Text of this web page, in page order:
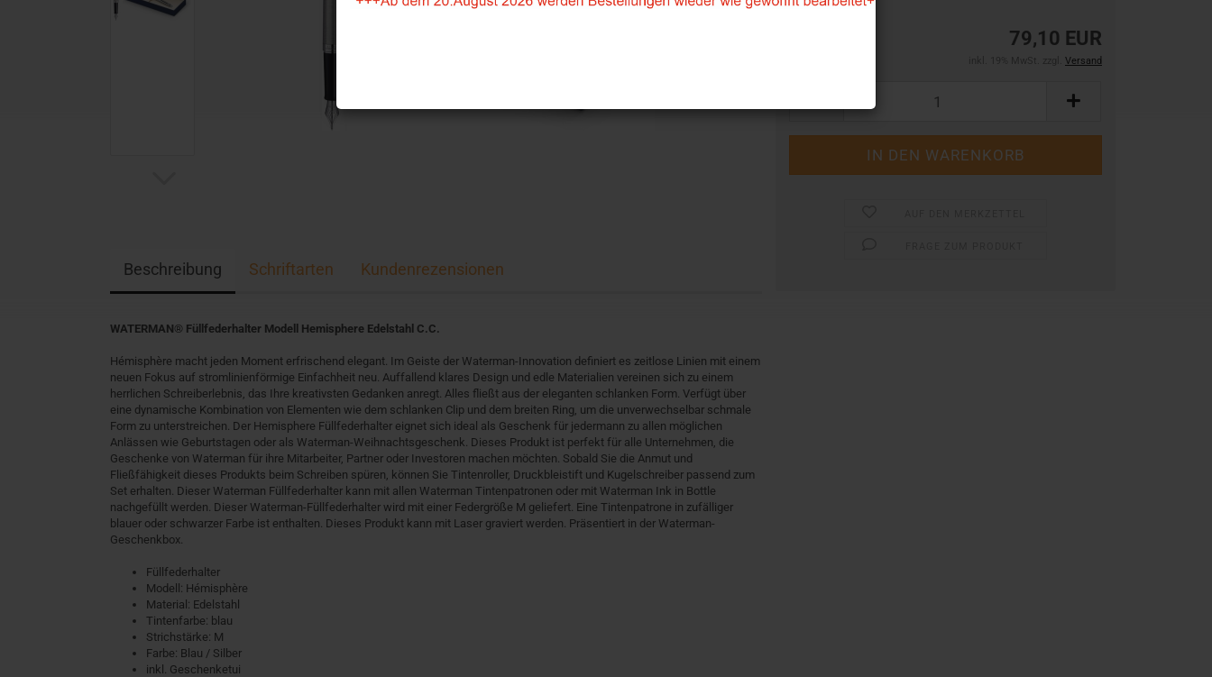
79,10 EUR
Versand
Beschreibung Schriftarten Kundenrezensionen
WATERMAN® Füllfederhalter Modell Hemisphere Edelstahl C.C.
Hémisphère macht jeden Moment erfrischend elegant. Im Geiste der Waterman-Innovation definiert es zeitlose Linien mit einem
neuen Fokus auf stromlinienförmige Einfachheit neu. Auffallend klares Design und edle Materialien vereinen sich zu einem
herrlichen Schreiberlebnis, das Ihre kreativsten Gedanken anregt. Alles fließt aus der eleganten schlanken Form. Verfügt über
eine dynamische Kombination von Elementen wie dem schlanken Clip und dem breiten Ring, um die unverwechselbar schmale
Form zu unterstreichen. Der Hemisphere Füllfederhalter eignet sich ideal als Geschenk für jedermann zu allen möglichen
Anlässen wie Geburtstagen oder als Waterman-Weihnachtsgeschenk. Dieses Produkt ist perfekt für alle Unternehmen, die
Geschenke von Waterman für ihre Mitarbeiter, Partner oder Investoren machen möchten. Sobald Sie die Anmut und
Fließfähigkeit dieses Produkts beim Schreiben spüren, können Sie Tintenroller, Druckbleistift und Kugelschreiber passend zum
Set erhalten. Dieser Waterman Füllfederhalter kann mit allen Waterman Tintenpatronen oder mit Waterman Ink in Bottle
nachgefüllt werden. Dieser Waterman-Füllfederhalter wird mit einer Federgröße M geliefert. Eine Tintenpatrone in zufälliger
blauer oder schwarzer Farbe ist enthalten. Dieses Produkt kann mit Laser graviert werden. Präsentiert in der Waterman-
Geschenkbox.
Füllfederhalter
Modell: Hémisphère
Material: Edelstahl
Tintenfarbe: blau
Strichstärke: M
Farbe: Blau / Silber
inkl. Geschenketui